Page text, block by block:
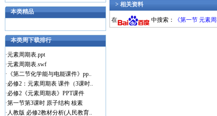
本类精品
本类周下载排行
·元素周期表.ppt
·元素周期表.swf
· 《第二节化学能与电能课件》pp..
·必修2：元素周期表 课件（3课时..
·必修2《元素周期表》PPT课件
·第一节第3课时 原子结构 核素
· 人教版 必修2教材分析(人民教育..
> 相关资料
在 中搜索： 《第一节 元素